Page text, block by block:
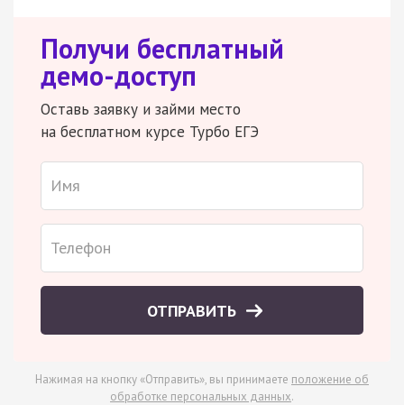
Получи бесплатный
демо-доступ
Оставь заявку и займи место
на бесплатном курсе Турбо ЕГЭ
ОТПРАВИТЬ
Нажимая на кнопку «Отправить», вы принимаете положение об
обработке персональных данных.